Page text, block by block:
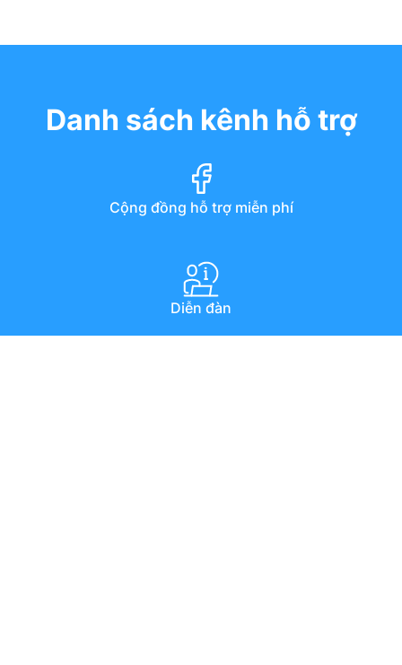
Danh sách kênh hỗ trợ
Cộng đồng hỗ trợ miễn phí
Diễn đàn